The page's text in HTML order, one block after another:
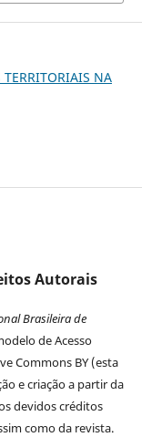
NA
Autorais
Brasileira de
de Acesso
Commons BY (esta
e criação a partir da
devidos créditos
como da revista.